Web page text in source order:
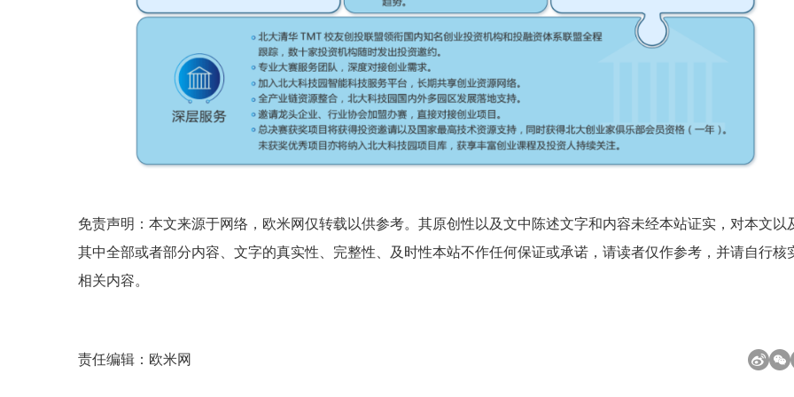
免责声明：本文来源于网络，欧米网仅转载以供参考。其原创性以及文中陈述文字和内容未经本站证实，对本文以
其中全部或者部分内容、文字的真实性、完整性、及时性本站不作任何保证或承诺，请读者仅作参考，并请自行核
相关内容。
责任编辑：欧米网